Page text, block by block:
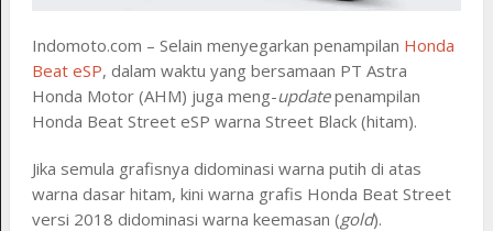
Indomoto.com – Selain menyegarkan penampilan Honda
Beat eSP, dalam waktu yang bersamaan PT Astra
Honda Motor (AHM) juga meng-updatepenampilan
Honda Beat Street eSP warna Street Black (hitam).
Jika semula grafisnya didominasi warna putih di atas
warna dasar hitam, kini warna grafis Honda Beat Street
versi 2018 didominasi warna keemasan (gold).